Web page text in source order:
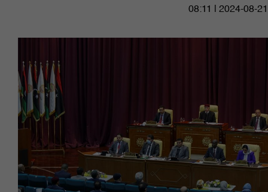
08:11 | 2024-08-21